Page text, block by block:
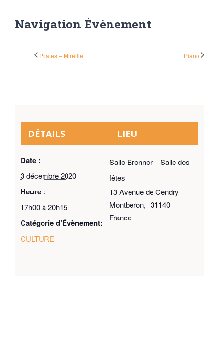
Navigation Évènement
Pilates – Mireille Piano
DÉTAILS
Date :
3 décembre 2020
Heure :
17h00 à 20h15
Catégorie d’Évènement:
CULTURE
LIEU
Salle Brenner – Salle des
fêtes
13 Avenue de Cendry
Montberon, 31140
France